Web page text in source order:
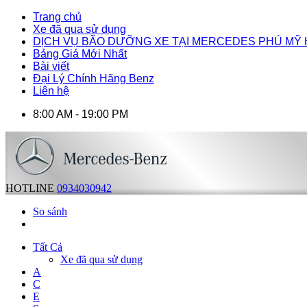
Trang chủ
Xe đã qua sử dụng
DỊCH VỤ BÃO DƯỠNG XE TẠI MERCEDES PHÚ MỸ
Bảng Giá Mới Nhất
Bài viết
Đại Lý Chính Hãng Benz
Liên hệ
8:00 AM - 19:00 PM
HOTLINE 0934030942
So sánh
Tất Cả
Xe đã qua sử dụng
A
C
E